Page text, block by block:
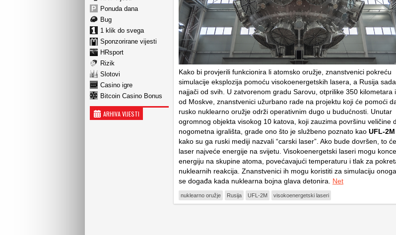
Ponuda dana
Bug
1 klik do svega
Sponzorirane vijesti
HRsport
Rizik
Slotovi
Casino igre
Bitcoin Casino Bonus
ARHIVA VIJESTI
Kako bi provjerili funkcionira li atomsko oružje, znanstvenici pokreću
simulacije eksplozija pomoću visokoenergetskih lasera, a Rusija
najjači od svih. U zatvorenom gradu Sarovu, otprilike 350 kilometara
od Moskve, znanstvenici užurbano rade na projektu koji će pomoći
rusko nuklearno oružje održi operativnim dugo u budućnosti. Unutar
ogromnog objekta visokog 10 katova, koji zauzima površinu veličine
nogometna igrališta, grade ono što je službeno poznato kao UFL-2M
kako su ga ruski mediji nazvali “carski laser”. Ako bude dovršen, to
laser najveće energije na svijetu. Visokoenergetski laseri mogu
energiju na skupine atoma, povećavajući temperaturu i tlak za
nuklearnih reakcija. Znanstvenici ih mogu koristiti za simulaciju
se događa kada nuklearna bojna glava detonira. Net
nuklearno oružje Rusija UFL-2M visokoenergetski laseri